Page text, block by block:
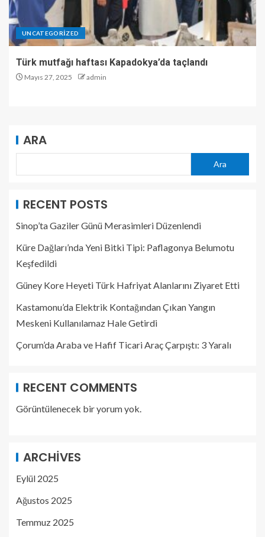
UNCATEGORIZED
Türk mutfağı haftası Kapadokya’da taçlandı
Mayıs 27, 2025 admin
ARA
Ara
RECENT POSTS
Sinop’ta Gaziler Günü Merasimleri Düzenlendi
Küre Dağları’nda Yeni Bitki Tipi: Paflagonya Belumotu
Keşfedildi
Güney Kore Heyeti Türk Hafriyat Alanlarını Ziyaret Etti
Kastamonu’da Elektrik Kontağından Çıkan Yangın
Meskeni Kullanılamaz Hale Getirdi
Çorum’da Araba ve Hafif Ticari Araç Çarpıştı: 3 Yaralı
RECENT COMMENTS
Görüntülenecek bir yorum yok.
ARCHIVES
Eylül 2025
Ağustos 2025
Temmuz 2025